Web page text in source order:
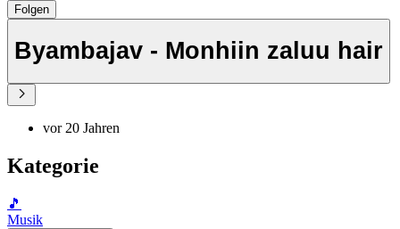
Folgen
Byambajav - Monhiin zaluu hair
vor 20 Jahren
Kategorie
🎵
Musik